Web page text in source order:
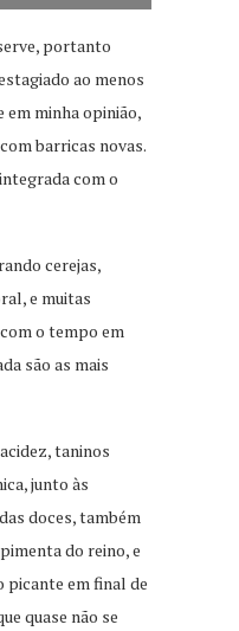
portanto
ao menos
em minha opinião,
barricas novas.
com o
cerejas,
e muitas
o tempo em
são as mais
taninos
junto às
doces, também
do reino, e
picante em final de
quase não se